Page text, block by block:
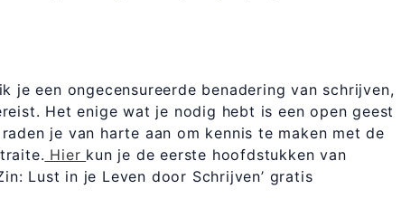
je een ongecensureerde benadering van schrijven,
Het enige wat je nodig hebt is een open geest
je van harte aan om kennis te maken met de
Hier kun je de eerste hoofdstukken van
Lust in je Leven door Schrijven’ gratis